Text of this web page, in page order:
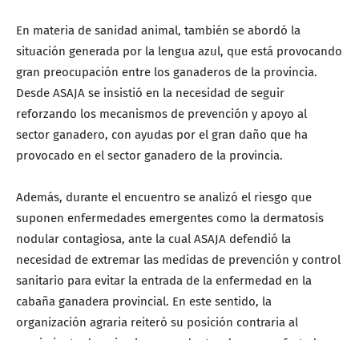
En materia de sanidad animal, también se abordó la
situación generada por la lengua azul, que está provocando
gran preocupación entre los ganaderos de la provincia.
Desde ASAJA se insistió en la necesidad de seguir
reforzando los mecanismos de prevención y apoyo al
sector ganadero, con ayudas por el gran daño que ha
provocado en el sector ganadero de la provincia.
Además, durante el encuentro se analizó el riesgo que
suponen enfermedades emergentes como la dermatosis
nodular contagiosa, ante la cual ASAJA defendió la
necesidad de extremar las medidas de prevención y control
sanitario para evitar la entrada de la enfermedad en la
cabaña ganadera provincial. En este sentido, la
organización agraria reiteró su posición contraria al